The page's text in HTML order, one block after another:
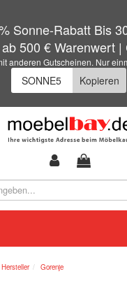
Sonne-Rabatt Bis
500 € Warenwert
anderen Gutscheinen. Nur
Kopieren
Gorenje